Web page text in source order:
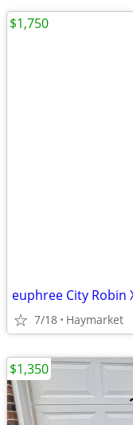
7/18 Haymarket
$1,750
$1,350